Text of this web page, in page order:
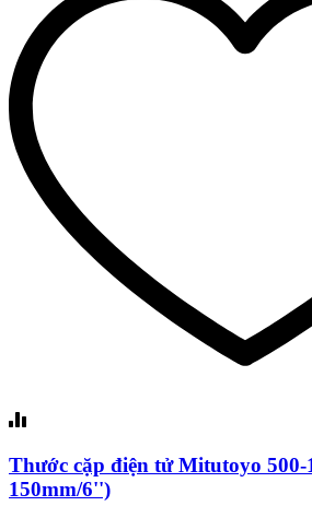
Thước cặp điện tử Mitutoyo 500-
150mm/6'')